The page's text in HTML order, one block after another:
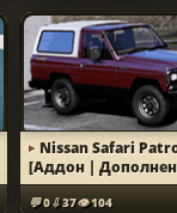
Nissan Safari
[Аддон |
0 37 104